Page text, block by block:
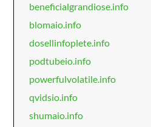
beneficialgrandiose.info
blomaio.info
dosellinfoplete.info
podtubeio.info
powerfulvolatile.info
qvidsio.info
shumaio.info